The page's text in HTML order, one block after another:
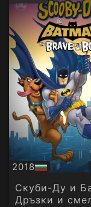
2018
БГ
аудио
Скуби-Ду и
Дръзки и